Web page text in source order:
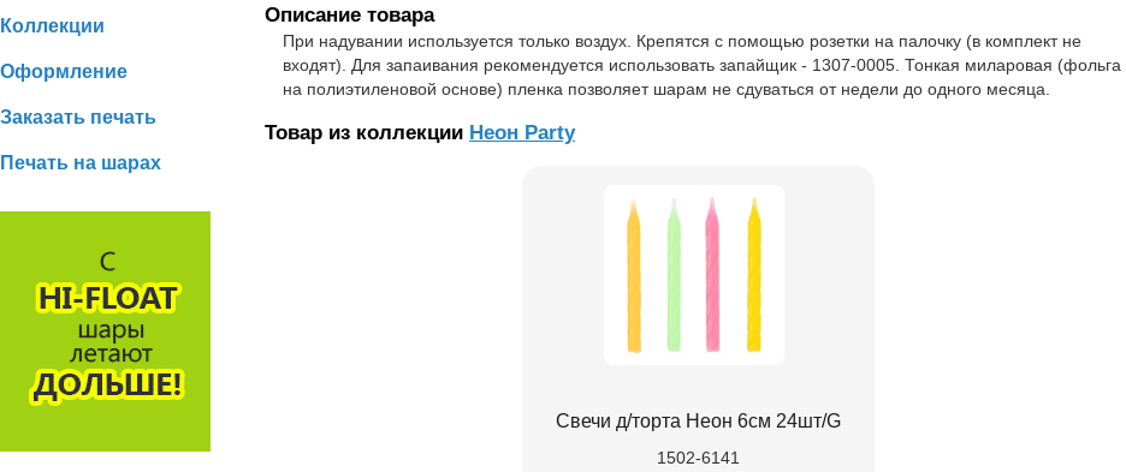
Коллекции
Оформление
Заказать печать
Печать на шарах
Описание товара
При надувании используется только воздух. Крепятся с помощью розетки на палочку (в комплект не
входят). Для запаивания рекомендуется использовать запайщик - 1307-0005. Тонкая миларовая (фольга
на полиэтиленовой основе) пленка позволяет шарам не сдуваться от недели до одного месяца.
Товар из коллекции Неон Party
Свечи д/торта Неон 6см 24шт/G
1502-6141